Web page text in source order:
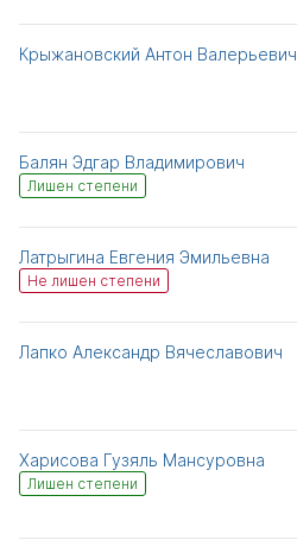
Крыжановский Антон Валерьевич
Балян Эдгар Владимирович
Лишен степени
Латрыгина Евгения Эмильевна
Не лишен степени
Лапко Александр Вячеславович
Харисова Гузяль Мансуровна
Лишен степени